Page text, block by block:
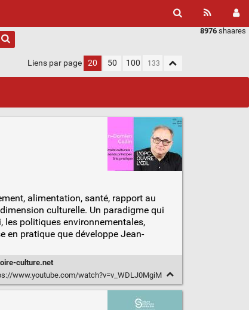
8976 shaares
Liens par page 20 50 100
alimentation, santé, rapport au
culturelle. Un paradigme qui
les politiques environnementales,
en pratique que développe Jean-
culture.net
www.youtube.com/watch?v=v_WDLJ0MgiM